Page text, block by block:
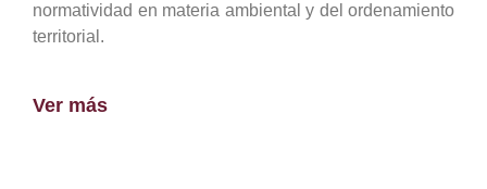
normatividad en materia ambiental y del ordenamiento
territorial.
Ver más